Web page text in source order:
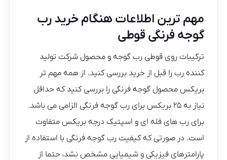
مهم ترین اطلاعات هنگام خرید رب
گوجه فرنگی قوطی
ترکیبات روی قوطی رب گوجه و محصول شرکت تولید
کننده رب را قبل از خرید بررسی کنید. از همه مهم تر
بریکس محصول گوجه فرنگی را بررسی کنید که حداقل
نیاز به ۲۵ بریکس برای رب گوجه فرنگی الزامی می باشد.
برای رب های فله ای و اسپتیک درجه بریکس متفاوت
است. در صورتی که کیفیت رب گوجه فرنگی با استفاده از
پارامترهای فیزیکی و شیمیایی مشخص نشد، حتما از